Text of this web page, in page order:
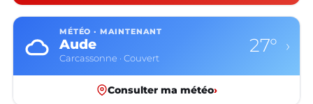
MÉTÉO · MAINTENANT
Aude
Carcassonne · Couvert
27° ›
Consulter ma météo›